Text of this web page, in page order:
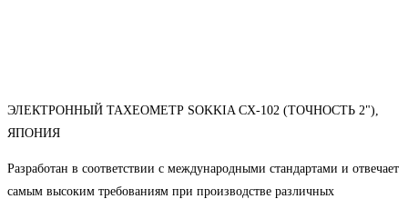
ЭЛЕКТРОННЫЙ ТАХЕОМЕТР SOKKIA CX-102 (ТОЧНОСТЬ 2"),
ЯПОНИЯ
Разработан в соответствии с международными стандартами и отвечает
самым высоким требованиям при производстве различных